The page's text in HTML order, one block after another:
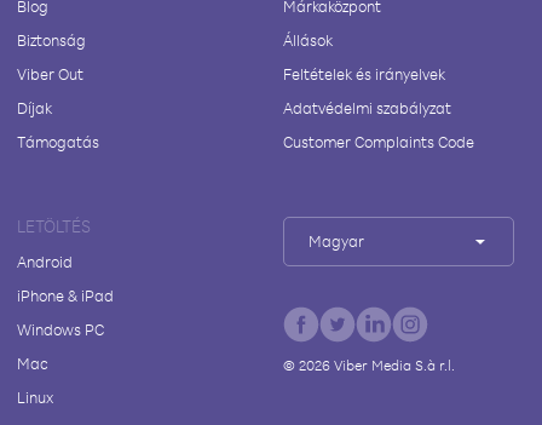
Blog
Biztonság
Viber Out
Díjak
Támogatás
Márkaközpont
Állások
Feltételek és irányelvek
Adatvédelmi szabályzat
Customer Complaints Code
LETÖLTÉS
Android
iPhone & iPad
Windows PC
Mac
Linux
Magyar
© 2026Viber Media S.à r.l.